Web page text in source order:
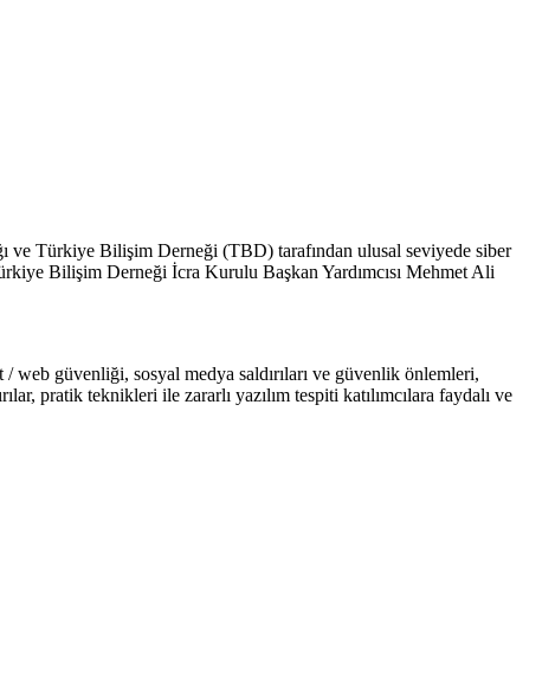
ve Türkiye Bilişim Derneği (TBD) tarafından ulusal seviyede siber
Bilişim Derneği İcra Kurulu Başkan Yardımcısı Mehmet Ali
güvenliği, sosyal medya saldırıları ve güvenlik önlemleri,
pratik teknikleri ile zararlı yazılım tespiti katılımcılara faydalı ve